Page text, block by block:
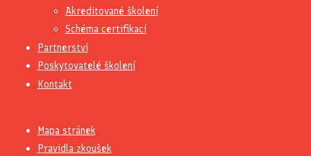
Akreditované školení
Schéma certifikací
Partnerství
Poskytovatelé školení
Kontakt
Mapa stránek
Pravidla zkoušek